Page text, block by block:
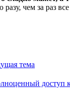
чем за раз
тема
доступ